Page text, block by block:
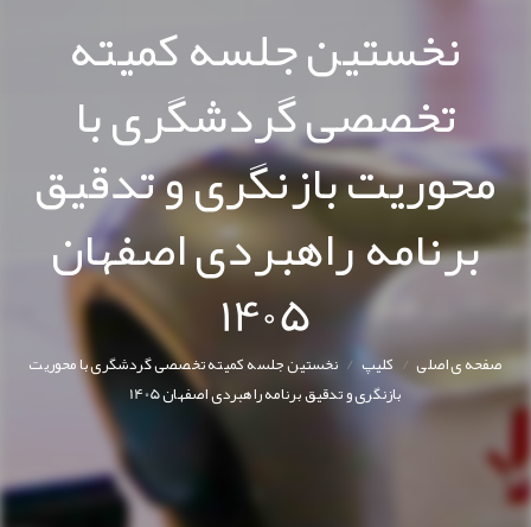
نخستین جلسه کمیته
تخصصی گردشگری با
محوریت بازنگری و تدقیق
برنامه راهبردی اصفهان
1405
صفحه ی اصلی/ کليپ/ نخستین جلسه کمیته تخصصی گردشگری با محوریت
بازنگری و تدقیق برنامه راهبردی اصفهان 1405